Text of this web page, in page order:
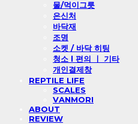
물/먹이그릇
은신처
바닥재
조명
소켓 / 바닥 히팅
청소 l 편의 ㅣ 기타
개인결제창
REPTILE LIFE
SCALES
VANMORI
ABOUT
REVIEW